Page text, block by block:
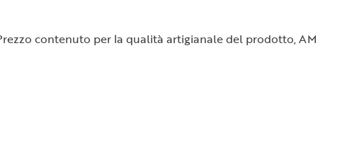
contenuto per la qualità artigianale del prodotto, AM